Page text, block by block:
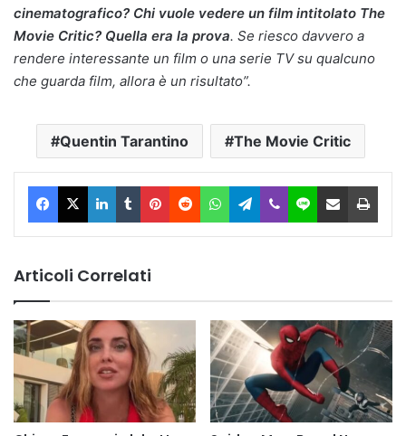
cinematografico? Chi vuole vedere un film intitolato The
Movie Critic? Quella era la prova. Se riesco davvero a
rendere interessante un film o una serie TV su qualcuno
che guarda film, allora è un risultato”.
Quentin Tarantino The Movie Critic
Facebook
X LinkedIn
TumblrPinterest
RedditWhatsAppTelegram
ViberLine Condividi via Email
Articoli Correlati